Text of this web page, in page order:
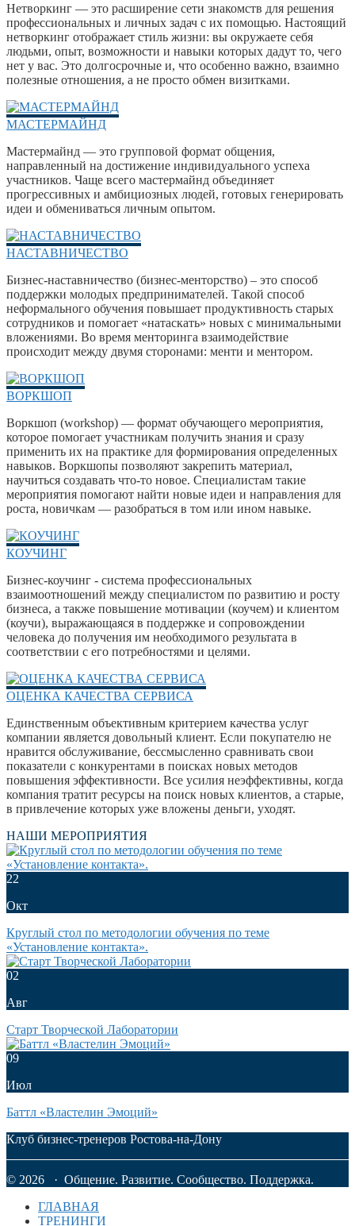
Нетворкинг — это расширение сети знакомств для решения
профессиональных и личных задач с их помощью. Настоящий
нетворкинг отображает стиль жизни: вы окружаете себя
людьми, опыт, возможности и навыки которых дадут то, чего
нет у вас. Это долгосрочные и, что особенно важно, взаимно
полезные отношения, а не просто обмен визитками.
МАСТЕРМАЙНД
Мастермайнд — это групповой формат общения,
направленный на достижение индивидуального успеха
участников. Чаще всего мастермайнд объединяет
прогрессивных и амбициозных людей, готовых генерировать
идеи и обмениваться личным опытом.
НАСТАВНИЧЕСТВО
Бизнес-наставничество (бизнес-менторство) – это способ
поддержки молодых предпринимателей. Такой способ
неформального обучения повышает продуктивность старых
сотрудников и помогает «натаскать» новых с минимальными
вложениями. Во время менторинга взаимодействие
происходит между двумя сторонами: менти и ментором.
ВОРКШОП
Воркшоп (workshop) — формат обучающего мероприятия,
которое помогает участникам получить знания и сразу
применить их на практике для формирования определенных
навыков. Воркшопы позволяют закрепить материал,
научиться создавать что-то новое. Специалистам такие
мероприятия помогают найти новые идеи и направления для
роста, новичкам — разобраться в том или ином навыке.
КОУЧИНГ
Бизнес-коучинг - система профессиональных
взаимоотношений между специалистом по развитию и росту
бизнеса, а также повышение мотивации (коучем) и клиентом
(коучи), выражающаяся в поддержке и сопровождении
человека до получения им необходимого результата в
соответствии с его потребностями и целями.
ОЦЕНКА КАЧЕСТВА СЕРВИСА
Единственным объективным критерием качества услуг
компании является довольный клиент. Если покупателю не
нравится обслуживание, бессмысленно сравнивать свои
показатели с конкурентами в поисках новых методов
повышения эффективности. Все усилия неэффективны, когда
компания тратит ресурсы на поиск новых клиентов, а старые,
в привлечение которых уже вложены деньги, уходят.
НАШИ МЕРОПРИЯТИЯ
22
Окт
Круглый стол по методологии обучения по теме
«Установление контакта».
02
Авг
Старт Творческой Лаборатории
09
Июл
Баттл «Властелин Эмоций»
Клуб бизнес-тренеров Ростова-на-Дону
© 2026 · Общение. Развитие. Сообщество. Поддержка.
ГЛАВНАЯ
ТРЕНИНГИ